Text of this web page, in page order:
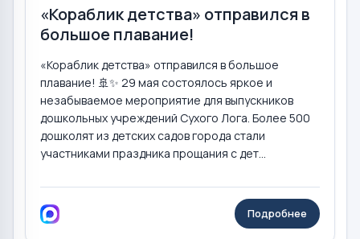
«Кораблик детства» отправился в
большое плавание!
«Кораблик детства» отправился в большое
плавание! 🚢✨ 29 мая состоялось яркое и
незабываемое мероприятие для выпускников
дошкольных учреждений Сухого Лога. Более 500
дошколят из детских садов города стали
участниками праздника прощания с дет...
Подробнее